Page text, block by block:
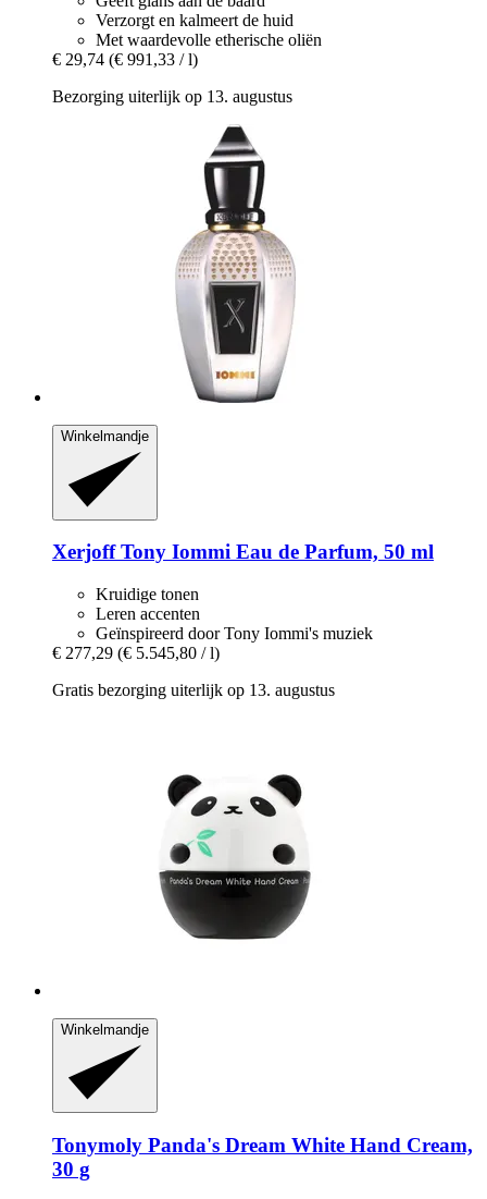
Verzorgt en kalmeert de huid
Met waardevolle etherische oliën
€ 29,74 (€ 991,33 / l)
Bezorging uiterlijk op 13. augustus
Winkelmandje
XerjoffTony Iommi Eau de Parfum, 50 ml
Kruidige tonen
Leren accenten
Geïnspireerd door Tony Iommi's muziek
€ 277,29 (€ 5.545,80 / l)
Gratis bezorging uiterlijk op 13. augustus
Winkelmandje
Tonymoly Panda's Dream White Hand Cream,
30 g